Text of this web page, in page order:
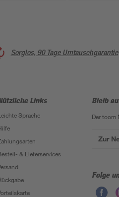
Sorglos, 90 Tage Umtauschgarantie
Links
Sprache
& Lieferservices
Bleib
Der toom
Zur
Folge